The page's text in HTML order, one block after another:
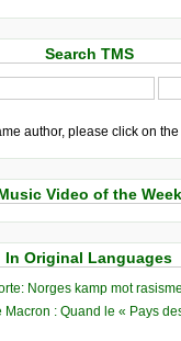
Search TMS
author, please click on
Video of the Week
In Original Languages
Norges kamp mot
: Quand le « Pays